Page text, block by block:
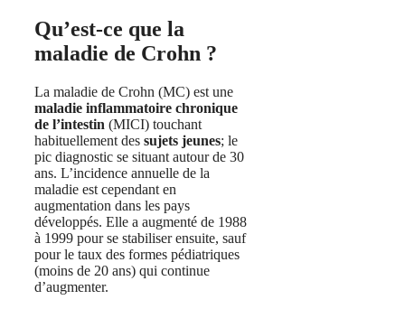
Qu’est-ce que la
maladie de Crohn ?
La maladie de Crohn (MC) est une
maladie inflammatoire chronique
de l’intestin (MICI) touchant
habituellement des sujets jeunes; le
pic diagnostic se situant autour de 30
ans. L’incidence annuelle de la
maladie est cependant en
augmentation dans les pays
développés. Elle a augmenté de 1988
à 1999 pour se stabiliser ensuite, sauf
pour le taux des formes pédiatriques
(moins de 20 ans) qui continue
d’augmenter.